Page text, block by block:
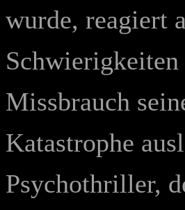
wurde, reagiert
Missbrauch
Katastrophe
Psychothriller,